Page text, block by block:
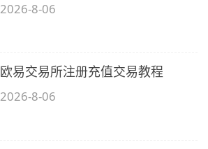
2026-8-06
欧易交易所注册充值交易教程
2026-8-06